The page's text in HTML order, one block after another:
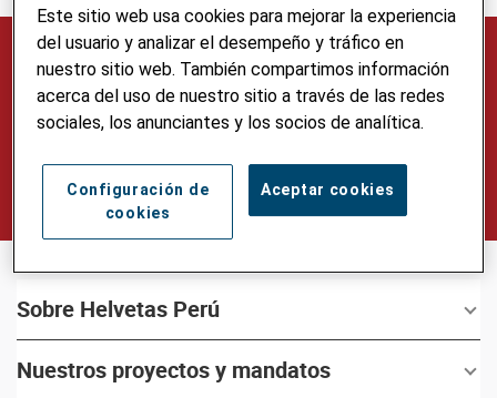
Ponemos a disposición nuestros productos de
gestión del conocimiento, que incluyen documentos
estratégicos, estrategias nacionales y regionales,
investigaciones desarrollados en el marco de los
proyectos.
Sobre Helvetas Perú
Nuestros proyectos y mandatos
Este sitio web usa cookies para mejorar la experiencia
del usuario y analizar el desempeño y tráfico en
nuestro sitio web. También compartimos información
acerca del uso de nuestro sitio a través de las redes
sociales, los anunciantes y los socios de analítica.
Aceptar cookies
Configuración de
cookies